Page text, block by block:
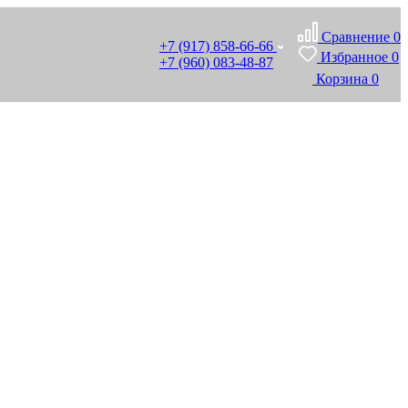
+7 (917) 858-66-66
+7 (960) 083-48-87
Сравнение 0
Избранное 0
Корзина 0